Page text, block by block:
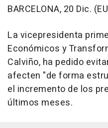
BARCELONA, 20 Dic.
La vicepresidenta
Económicos y
Calviño, ha pedido
afecten "de forma
el incremento de los
últimos meses.